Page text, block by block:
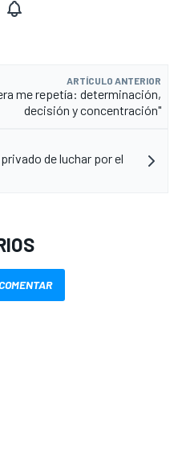
ARTÍCULO ANTERIOR
me repetía: determinación,
decisión y concentración"
de luchar por el